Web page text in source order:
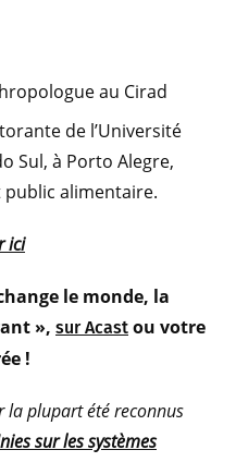
au Cirad
de l’Université
Sul, à Porto Alegre,
alimentaire.
ici
le monde, la
», sur Acast ou votre
!
la plupart été reconnus
sur les systèmes